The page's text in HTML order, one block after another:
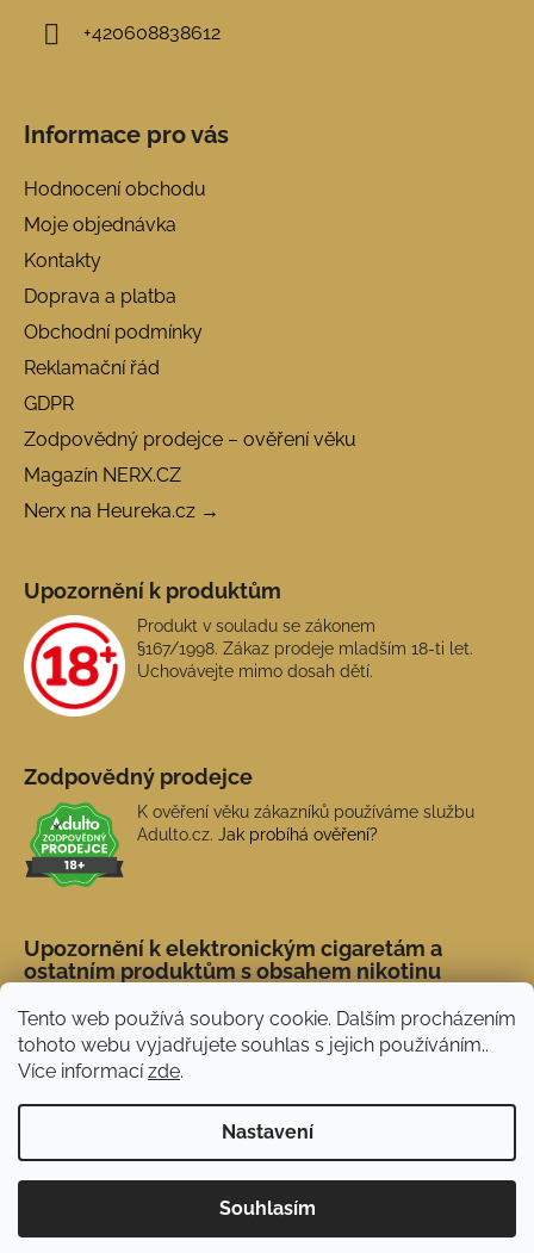
Tento web používá soubory cookie. Dalším procházením
tohoto webu vyjadřujete souhlas s jejich používáním..
Více informacízde.
Nastavení
Souhlasím
Novinka: Akční doprava s PPL od 45 Kč. Při
nákupu nad 1 500 Kč doprava ZDARMA.
+420608838612
Informace pro vás
Hodnocení obchodu
Moje objednávka
Kontakty
Doprava a platba
Obchodní podmínky
Reklamační řád
GDPR
Zodpovědný prodejce – ověření věku
Magazín NERX.CZ
Nerx na Heureka.cz →
Upozornění k produktům
Produkt v souladu se zákonem
§167/1998. Zákaz prodeje mladším 18-ti let.
Uchovávejte mimo dosah dětí.
Zodpovědný prodejce
K ověření věku zákazníků používáme službu
Adulto.cz. Jak probíhá ověření?
Upozornění k elektronickým cigaretám a
ostatním produktům s obsahem nikotinu
Vytvořil Shoptet
NERX.CZ. Všechna práva vyhrazena.